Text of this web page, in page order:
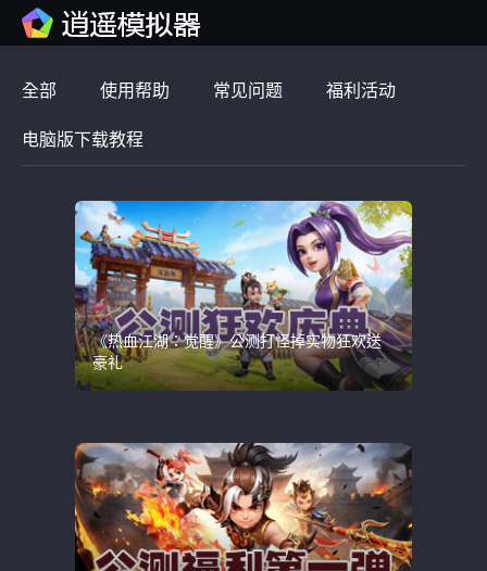
全部 使用帮助 常见问题 福利活动
电脑版下载教程
《热血江湖：觉醒》公测打怪掉实物狂欢送
豪礼